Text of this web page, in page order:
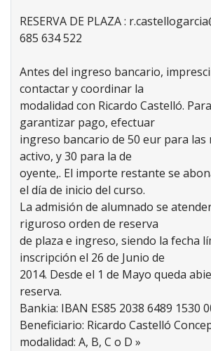
RESERVA DE PLAZA :
685 634 522
Antes del ingreso bancario,
contactar y coordinar la
modalidad con Ricardo Castelló.
garantizar pago, efectuar
ingreso bancario de 50 eur para las
activo, y 30 para la de
oyente,. El importe restante se
el día de inicio del curso.
La admisión de alumnado se
riguroso orden de reserva
de plaza e ingreso, siendo la fecha
inscripción el 26 de Junio de
2014. Desde el 1 de Mayo queda
reserva.
Bankia: IBAN ES85 2038 6489 1530
Beneficiario: Ricardo Castelló
modalidad: A, B, C o D »